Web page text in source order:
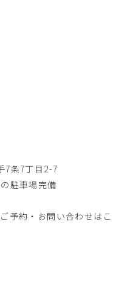
7条7丁目2-7
駐車場完備
予約・お問い合わせはこ